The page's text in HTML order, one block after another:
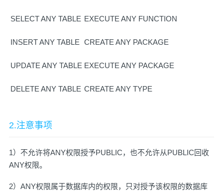
SELECT ANY TABLE EXECUTE ANY FUNCTION
INSERT ANY TABLE CREATE ANY PACKAGE
UPDATE ANY TABLE EXECUTE ANY PACKAGE
DELETE ANY TABLE CREATE ANY TYPE
2.注意事项
1）不允许将ANY权限授予PUBLIC，也不允许从PUBLIC回收
ANY权限。
2）ANY权限属于数据库内的权限，只对授予该权限的数据库